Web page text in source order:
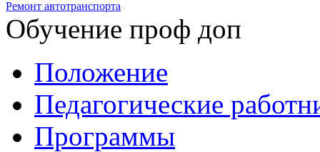
Ремонт автотранспорта
Обучение проф доп
Положение
Педагогические
Программы